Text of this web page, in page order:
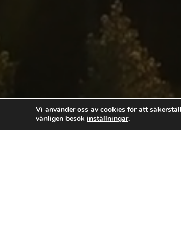
Vi använder oss av cookies för att
vänligen besök inställningar.